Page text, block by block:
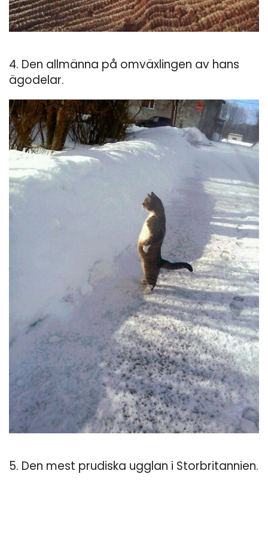
4. Den allmänna på omväxlingen av hans
ägodelar.
5. Den mest prudiska ugglan i Storbritannien.